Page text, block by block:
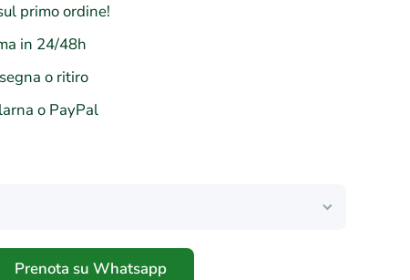
primo ordine!
in 24/48h
o ritiro
o PayPal
Prenota su Whatsapp